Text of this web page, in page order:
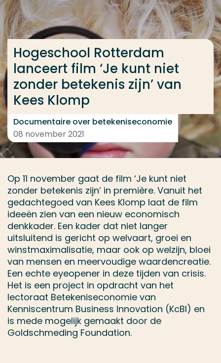
Ga direct naar de content
... > Hogeschool Rotterdam lanceert film ‘Je kunt
Hogeschool Rotterdam
lanceert film ‘Je kunt niet
zonder betekenis zijn’ van
Kees Klomp
Documentaire over betekeniseconomie
08 november 2021
Op 11 november gaat de film ‘Je kunt niet
zonder betekenis zijn’ in première. Vanuit het
gedachtegoed van Kees Klomp laat de film
ideeën zien van een nieuw economisch
denkkader. Een kader dat niet langer
uitsluitend is gericht op welvaart, groei en
winstmaximalisatie, maar ook op welzijn, bloei
van mensen en meervoudige waardencreatie.
Een echte eyeopener in deze tijden van crisis.
Het is een project in opdracht van het
lectoraat Betekeniseconomie van
Kenniscentrum Business Innovation (KcBI) en
is mede mogelijk gemaakt door de
Goldschmeding Foundation.
Veel gezocht
Opleiding
Contact